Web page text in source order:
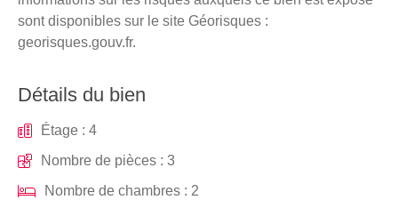
sont disponibles sur le site Géorisques :
georisques.gouv.fr.
Détails du bien
Étage : 4
Nombre de pièces : 3
Nombre de chambres : 2